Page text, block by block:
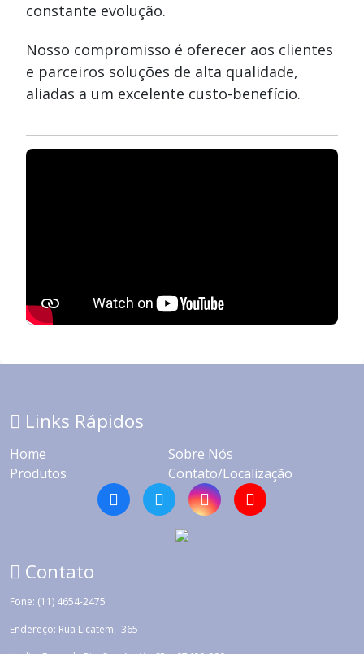
constante evolução.
Nosso compromisso é oferecer aos clientes
e parceiros soluções de alta qualidade,
aliadas a um excelente custo-benefício.
Links Rápidos
Home
Sobre Nós
Produtos
Contato/Localização
Contato
Fone: (11) 4654-2475
Endereço: Rua Licatem, 365